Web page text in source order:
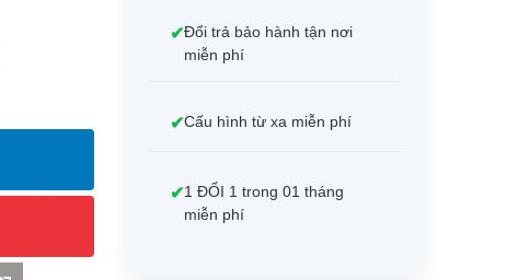
Đổi trả bảo hành tận nơi
miễn phí
Cấu hình từ xa miễn phí
1 ĐỔI 1 trong 01 tháng
miễn phí